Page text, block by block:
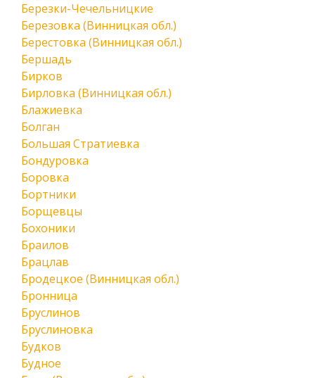
Березки-Чечельницкие
Березовка (Винницкая обл.)
Берестовка (Винницкая обл.)
Бершадь
Бирков
Бирловка (Винницкая обл.)
Блажиевка
Болган
Большая Стратиевка
Бондуровка
Боровка
Бортники
Борщевцы
Бохоники
Браилов
Брацлав
Бродецкое (Винницкая обл.)
Бронница
Бруслинов
Бруслиновка
Будков
Будное